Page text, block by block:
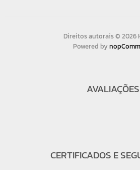
Direitos autorais © 2026
Powered by
AVALIAÇÕES
CERTIFICADOS E